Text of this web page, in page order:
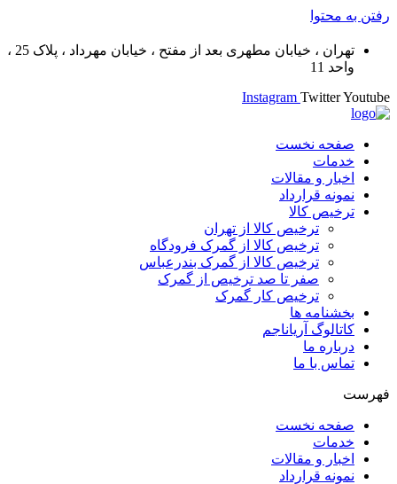
رفتن به محتوا
تهران ، خیابان مطهری بعد از مفتح ، خیابان مهرداد ، پلاک 25 ،
واحد 11
Instagram TwitterYoutube
صفحه نخست
خدمات
اخبار و مقالات
نمونه قرارداد
ترخیص کالا
ترخیص کالا از تهران
ترخیص کالا از گمرک فرودگاه
ترخیص کالا از گمرک بندرعباس
صفر تا صد ترخیص از گمرک
ترخیص کار گمرک
بخشنامه ها
کاتالوگ آریاناجم
درباره ما
تماس با ما
فهرست
صفحه نخست
خدمات
اخبار و مقالات
نمونه قرارداد